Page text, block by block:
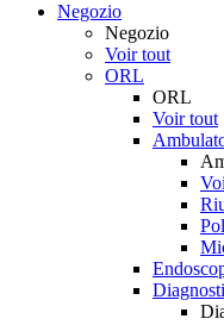
Negozio
Negozio
Voir tout
ORL
ORL
Voir tout